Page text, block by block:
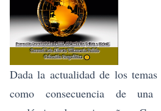
Dada la actualidad de los
como consecuencia de una